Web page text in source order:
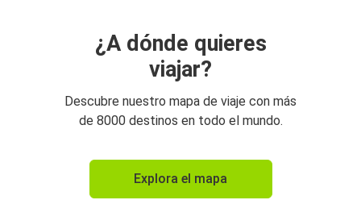
¿A dónde quieres
viajar?
Descubre nuestro mapa de viaje con más
de 8000 destinos en todo el mundo.
Explora el mapa